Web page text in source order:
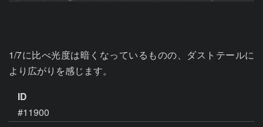
1/7に比べ光度は暗くなっているものの、ダストテールに
より広がりを感じます。
ID
#11900